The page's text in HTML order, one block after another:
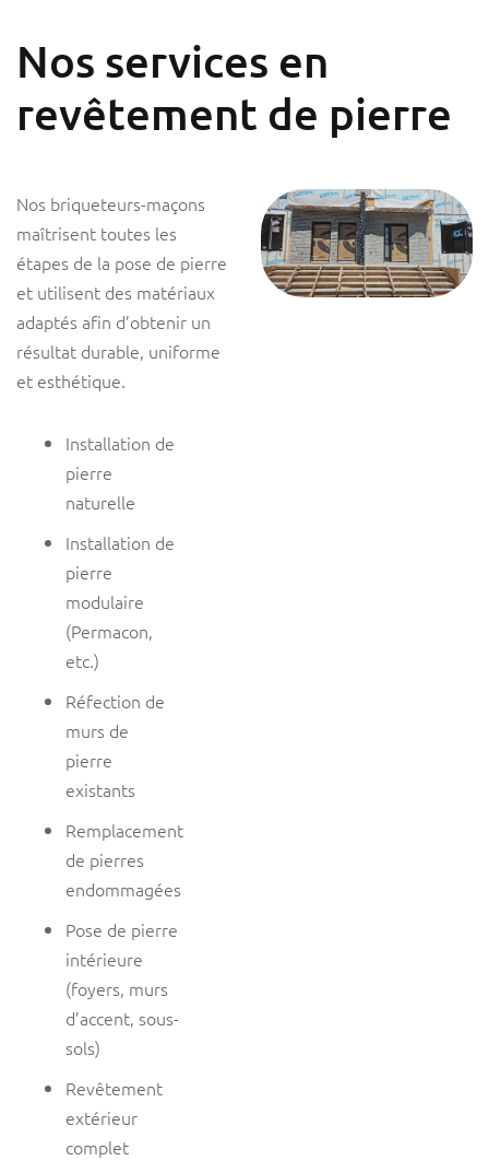
Nos services en
revêtement de pierre
Nos briqueteurs-maçons
maîtrisent toutes les
étapes de la pose de pierre
et utilisent des matériaux
adaptés afin d’obtenir un
résultat durable, uniforme
et esthétique.
Installation de
pierre
naturelle
Installation de
pierre
modulaire
(Permacon,
etc.)
Réfection de
murs de
pierre
existants
Remplacement
de pierres
endommagées
Pose de pierre
intérieure
(foyers, murs
d’accent, sous-
sols)
Revêtement
extérieur
complet